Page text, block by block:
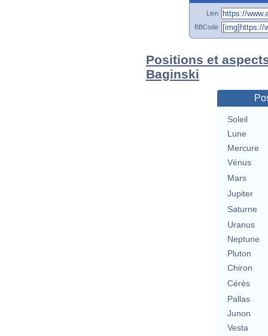
Lien
BBCode
Positions et
Baginski
Soleil
Lune
Mercure
Vénus
Mars
Jupiter
Saturne
Uranus
Neptune
Pluton
Chiron
Cérès
Pallas
Junon
Vesta